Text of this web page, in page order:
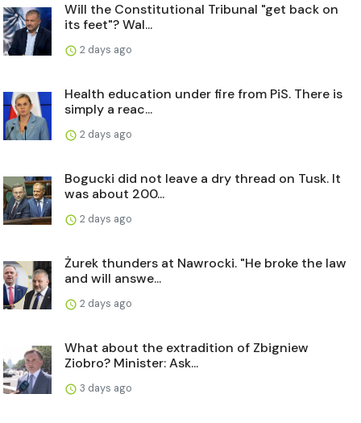
Will the Constitutional Tribunal "get back on
its feet"? Wal...
2 days ago
Health education under fire from PiS. There is
simply a reac...
2 days ago
Bogucki did not leave a dry thread on Tusk. It
was about 200...
2 days ago
Żurek thunders at Nawrocki. "He broke the law
and will answe...
2 days ago
What about the extradition of Zbigniew
Ziobro? Minister: Ask...
3 days ago